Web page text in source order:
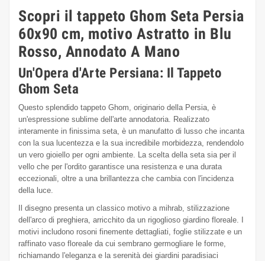
Scopri il tappeto Ghom Seta Persia
60x90 cm, motivo Astratto in Blu
Rosso, Annodato A Mano
Un'Opera d'Arte Persiana: Il Tappeto
Ghom Seta
Questo splendido tappeto Ghom, originario della Persia, è
un'espressione sublime dell'arte annodatoria. Realizzato
interamente in finissima seta, è un manufatto di lusso che incanta
con la sua lucentezza e la sua incredibile morbidezza, rendendolo
un vero gioiello per ogni ambiente. La scelta della seta sia per il
vello che per l'ordito garantisce una resistenza e una durata
eccezionali, oltre a una brillantezza che cambia con l'incidenza
della luce.
Il disegno presenta un classico motivo a mihrab, stilizzazione
dell'arco di preghiera, arricchito da un rigoglioso giardino floreale. I
motivi includono rosoni finemente dettagliati, foglie stilizzate e un
raffinato vaso floreale da cui sembrano germogliare le forme,
richiamando l'eleganza e la serenità dei giardini paradisiaci